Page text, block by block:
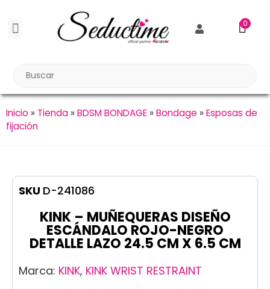
0
Inicio » Tienda »BDSM BONDAGE »Bondage »Esposas de
fijación
SKU D-241086
KINK – MUÑEQUERAS DISEÑO
ESCÁNDALO ROJO-NEGRO
DETALLE LAZO 24.5 CM X 6.5 CM
Marca: KINK, KINK WRIST RESTRAINT